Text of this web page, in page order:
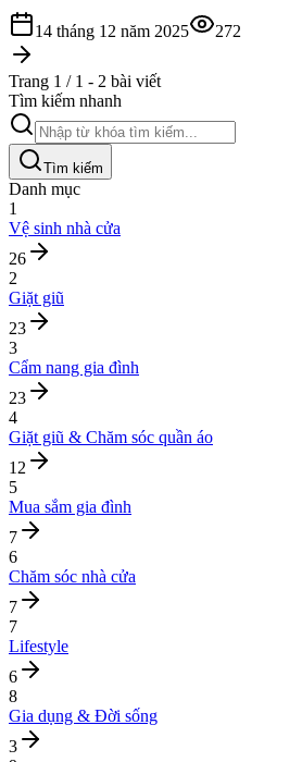
14 tháng 12 năm 2025 272
Trang 1 / 1 - 2 bài viết
Tìm kiếm nhanh
Tìm kiếm
Danh mục
1
Vệ sinh nhà cửa
26
2
Giặt giũ
23
3
Cẩm nang gia đình
23
4
Giặt giũ & Chăm sóc quần áo
12
5
Mua sắm gia đình
7
6
Chăm sóc nhà cửa
7
7
Lifestyle
6
8
Gia dụng & Đời sống
3